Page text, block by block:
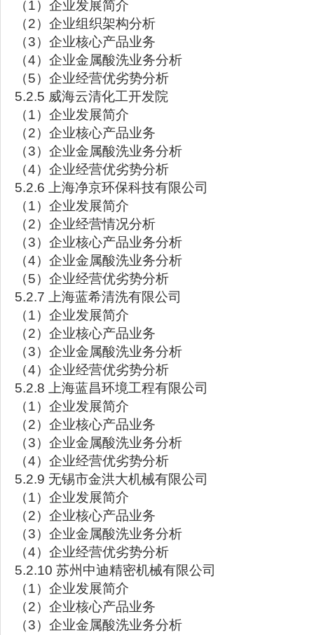
（1）企业发展简介
（2）企业组织架构分析
（3）企业核心产品业务
（4）企业金属酸洗业务分析
（5）企业经营优劣势分析
5.2.5 威海云清化工开发院
（1）企业发展简介
（2）企业核心产品业务
（3）企业金属酸洗业务分析
（4）企业经营优劣势分析
5.2.6 上海净京环保科技有限公司
（1）企业发展简介
（2）企业经营情况分析
（3）企业核心产品业务分析
（4）企业金属酸洗业务分析
（5）企业经营优劣势分析
5.2.7 上海蓝希清洗有限公司
（1）企业发展简介
（2）企业核心产品业务
（3）企业金属酸洗业务分析
（4）企业经营优劣势分析
5.2.8 上海蓝昌环境工程有限公司
（1）企业发展简介
（2）企业核心产品业务
（3）企业金属酸洗业务分析
（4）企业经营优劣势分析
5.2.9 无锡市金洪大机械有限公司
（1）企业发展简介
（2）企业核心产品业务
（3）企业金属酸洗业务分析
（4）企业经营优劣势分析
5.2.10 苏州中迪精密机械有限公司
（1）企业发展简介
（2）企业核心产品业务
（3）企业金属酸洗业务分析